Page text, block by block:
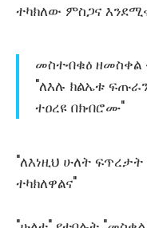
ተካክለው ምስጋና
መስተብቁዕ ዘመስቀል
"ለእሉ ክልኤቱ
ተዐረዩ በክብሮሙ"
"ለእነዚህ ሁለት
ተካክለዋልና"